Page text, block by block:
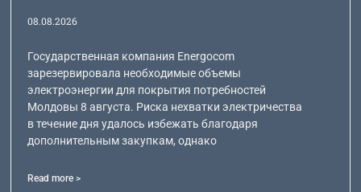
08.08.2026
Государственная компания Energocom
зарезервировала необходимые объемы
электроэнергии для покрытия потребностей
Молдовы 8 августа. Риска нехватки электричества
в течение дня удалось избежать благодаря
дополнительным закупкам, однако
Read more >